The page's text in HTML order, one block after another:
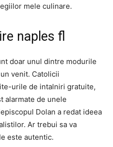
mele culinare.
naples fl
doar unul dintre modurile
venit. Catolicii
urile de intalniri gratuite,
alarmate de unele
Dolan a redat ideea
Ar trebui sa va
este autentic.